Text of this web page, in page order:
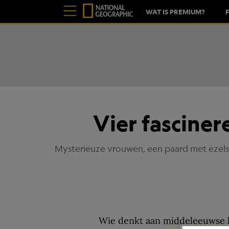
WAT IS PREMIUM?
Vier
Mysterieuze vrouwen, een paard met
Wie denkt aan middeleeuwse